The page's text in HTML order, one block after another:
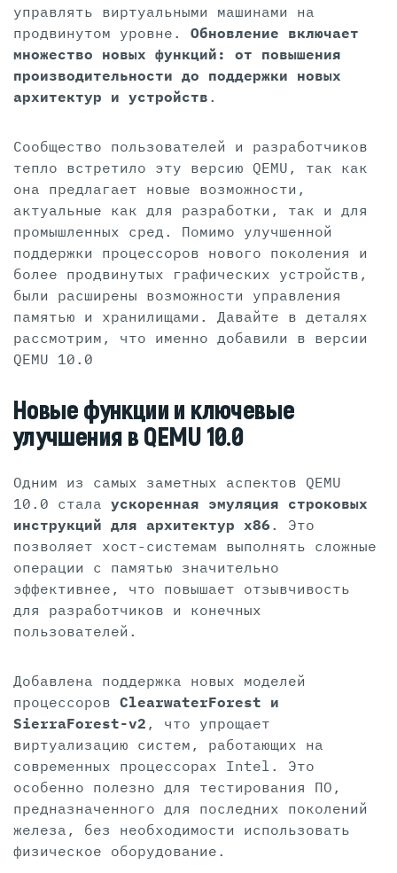
управлять виртуальными машинами на
продвинутом уровне. Обновление включает
множество новых функций: от повышения
производительности до поддержки новых
архитектур и устройств .
Сообщество пользователей и разработчиков
тепло встретило эту версию QEMU, так как
она предлагает новые возможности,
актуальные как для разработки, так и для
промышленных сред. Помимо улучшенной
поддержки процессоров нового поколения и
более продвинутых графических устройств,
были расширены возможности управления
памятью и хранилищами. Давайте в деталях
рассмотрим, что именно добавили в версии
QEMU 10.0
Новые функции и ключевые
улучшения в QEMU 10.0
Одним из самых заметных аспектов QEMU
10.0 стала ускоренная эмуляция строковых
инструкций для архитектур x86 . Это
позволяет хост-системам выполнять сложные
операции с памятью значительно
эффективнее, что повышает отзывчивость
для разработчиков и конечных
пользователей.
Добавлена поддержка новых моделей
процессоров ClearwaterForest и
SierraForest-v2 , что упрощает
виртуализацию систем, работающих на
современных процессорах Intel. Это
особенно полезно для тестирования ПО,
предназначенного для последних поколений
железа, без необходимости использовать
физическое оборудование.